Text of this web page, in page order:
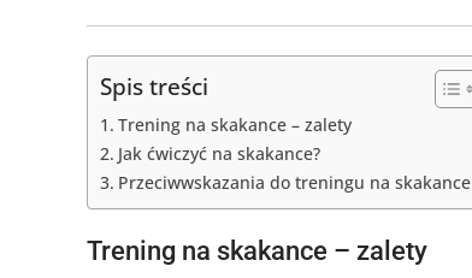
Spis treści
Trening na skakance – zalety
Jak ćwiczyć na skakance?
Przeciwwskazania do treningu na skakance
Trening na skakance – zalety